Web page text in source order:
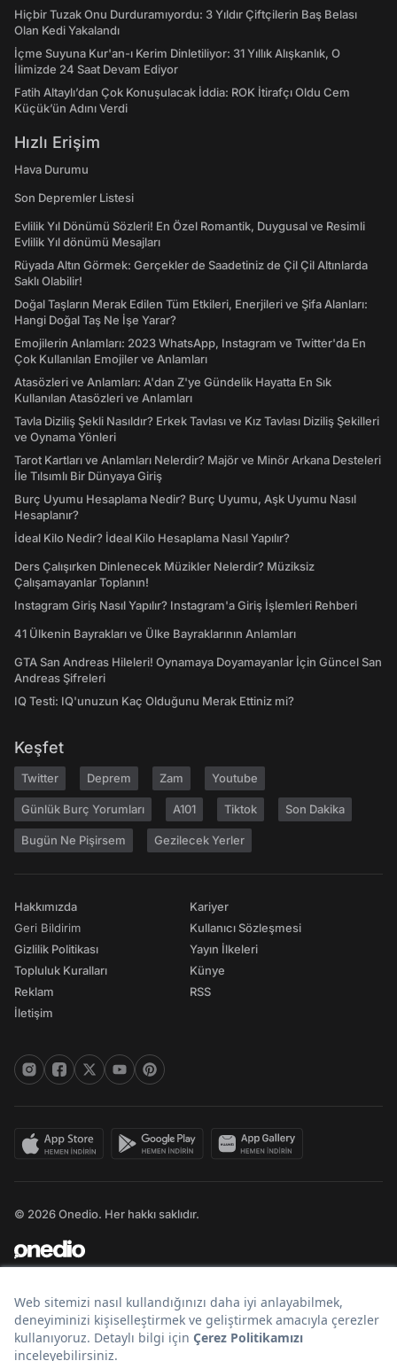
Hiçbir Tuzak Onu Durduramıyordu: 3 Yıldır Çiftçilerin Baş Belası
Olan Kedi Yakalandı
İçme Suyuna Kur'an-ı Kerim Dinletiliyor: 31 Yıllık Alışkanlık, O
İlimizde 24 Saat Devam Ediyor
Fatih Altaylı’dan Çok Konuşulacak İddia: ROK İtirafçı Oldu Cem
Küçük’ün Adını Verdi
Hızlı Erişim
Hava Durumu
Son Depremler Listesi
Evlilik Yıl Dönümü Sözleri! En Özel Romantik, Duygusal ve Resimli
Evlilik Yıl dönümü Mesajları
Rüyada Altın Görmek: Gerçekler de Saadetiniz de Çil Çil Altınlarda
Saklı Olabilir!
Doğal Taşların Merak Edilen Tüm Etkileri, Enerjileri ve Şifa Alanları:
Hangi Doğal Taş Ne İşe Yarar?
Emojilerin Anlamları: 2023 WhatsApp, Instagram ve Twitter'da En
Çok Kullanılan Emojiler ve Anlamları
Atasözleri ve Anlamları: A'dan Z'ye Gündelik Hayatta En Sık
Kullanılan Atasözleri ve Anlamları
Tavla Diziliş Şekli Nasıldır? Erkek Tavlası ve Kız Tavlası Diziliş Şekilleri
ve Oynama Yönleri
Tarot Kartları ve Anlamları Nelerdir? Majör ve Minör Arkana Desteleri
İle Tılsımlı Bir Dünyaya Giriş
Burç Uyumu Hesaplama Nedir? Burç Uyumu, Aşk Uyumu Nasıl
Hesaplanır?
İdeal Kilo Nedir? İdeal Kilo Hesaplama Nasıl Yapılır?
Ders Çalışırken Dinlenecek Müzikler Nelerdir? Müziksiz
Çalışamayanlar Toplanın!
Instagram Giriş Nasıl Yapılır? Instagram'a Giriş İşlemleri Rehberi
41 Ülkenin Bayrakları ve Ülke Bayraklarının Anlamları
GTA San Andreas Hileleri! Oynamaya Doyamayanlar İçin Güncel San
Andreas Şifreleri
IQ Testi: IQ'unuzun Kaç Olduğunu Merak Ettiniz mi?
Keşfet
Twitter Deprem Zam Youtube
Günlük Burç Yorumları A101 Tiktok Son Dakika
Bugün Ne Pişirsem Gezilecek Yerler
Hakkımızda
Geri Bildirim
Gizlilik Politikası
Topluluk Kuralları
Reklam
İletişim
Kariyer
Kullanıcı Sözleşmesi
Yayın İlkeleri
Künye
RSS
© 2026 Onedio. Her hakkı saklıdır.
Bir markasıdır.